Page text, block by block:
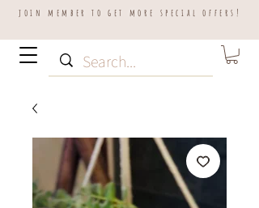
join member to get more special offers!